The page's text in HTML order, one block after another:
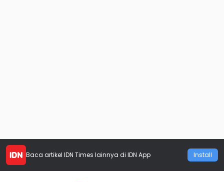
Baca artikel IDN Times lainnya di IDN App Install